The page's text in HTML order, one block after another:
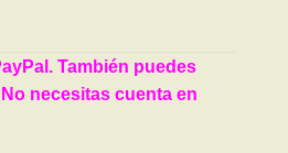
También puedes
necesitas cuenta en